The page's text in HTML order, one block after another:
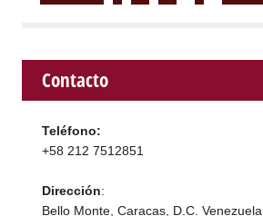
Contacto
Teléfono:
+58 212 7512851
Dirección:
Bello Monte, Caracas, D.C. Venezuela